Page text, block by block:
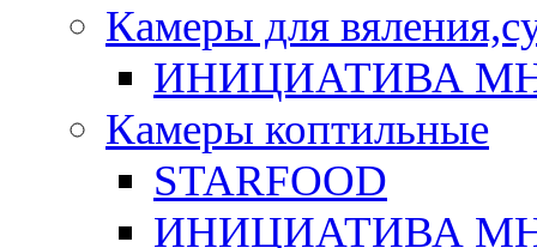
Камеры для
ИНИЦИАТИВА
Камеры коптильные
STARFOOD
ИНИЦИАТИВА